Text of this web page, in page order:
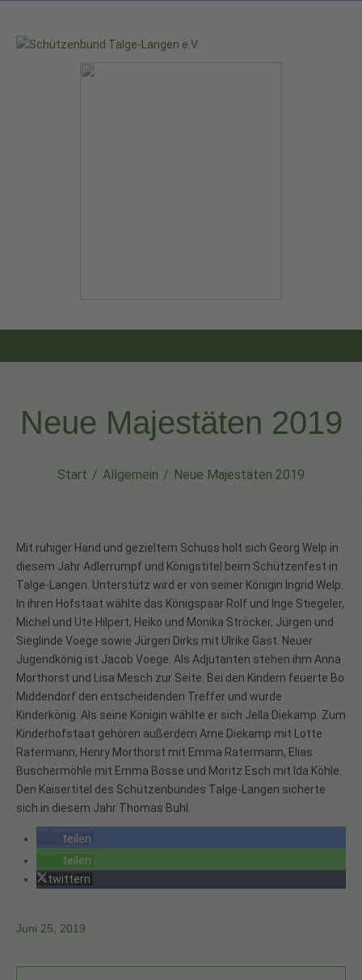
Neue Majestäten 2019
Start Allgemein Neue Majestäten 2019
Mit ruhiger Hand und gezieltem Schuss holt sich Georg Welp in
diesem Jahr Adlerrumpf und Königstitel beim Schützenfest in
Talge-Langen. Unterstütz wird er von seiner Königin Ingrid Welp.
In ihren Hofstaat wählte das Königspaar Rolf und Inge Stiegeler,
Michel und Ute Hilpert, Heiko und Monika Ströcker, Jürgen und
Sieglinde Voege sowie Jürgen Dirks mit Ulrike Gast. Neuer
Jugendkönig ist Jacob Voege. Als Adjutanten stehen ihm Anna
Morthorst und Lisa Mesch zur Seite. Bei den Kindern feuerte Bo
Middendorf den entscheidenden Treffer und wurde
Kinderkönig. Als seine Königin wählte er sich Jella Diekamp. Zum
Kinderhofstaat gehören außerdem Arne Diekamp mit Lotte
Ratermann, Henry Morthorst mit Emma Ratermann, Elias
Buschermöhle mit Emma Bosse und Moritz Esch mit Ida Köhle.
Den Kaisertitel des Schützenbundes Talge-Langen sicherte
sich in diesem Jahr Thomas Buhl.
teilen
teilen
twittern
Juni 25, 2019